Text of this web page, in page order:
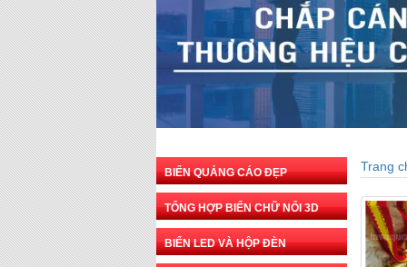
BIỂN QUẢNG CÁO ĐẸP
TỔNG HỢP BIỂN CHỮ NỔI 3D
BIỂN LED VÀ HỘP ĐÈN
Trang